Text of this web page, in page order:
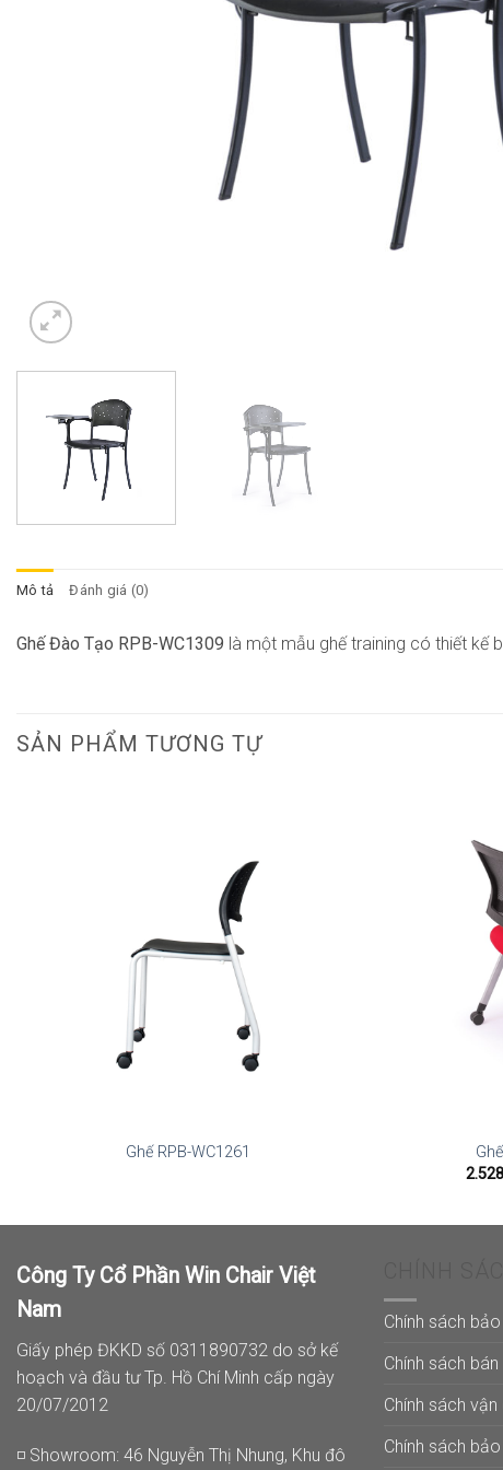
Mô tả Đánh giá (0)
Ghế Đào Tạo RPB-WC1309 là một mẫu ghế training có thiết kế
SẢN PHẨM TƯƠNG TỰ
Ghế RPB-WC1261
Công Ty Cổ Phần Win Chair Việt
Nam
Giấy phép ĐKKD số 0311890732 do sở kế
hoạch và đầu tư Tp. Hồ Chí Minh cấp ngày
20/07/2012
◽ Showroom: 46 Nguyễn Thị Nhung, Khu đô
Chính sách
Chính sách bán
Chính sách vận
Chính sách